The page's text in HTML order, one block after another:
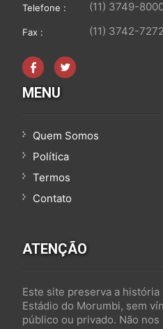
Telefone : (11) 3749-
Fax : (11) 3742-7272
MENU
Quem Somos
Política
Termos
Contato
ATENÇÃO
Este site preserva a
Estádio do Morumbi, sem
público ou privado. Não